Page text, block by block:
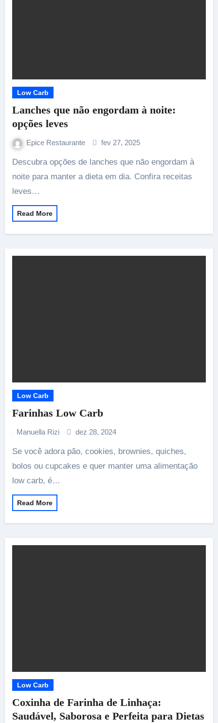
Low Carb
Lanches que não engordam à noite:
opções leves
Epice Restaurante fev 27, 2025
Descubra opções de lanches que não engordam à
noite para manter a dieta em dia. Confira receitas
leves…
Read More
Low Carb
Farinhas Low Carb
Manuella Rizi dez 28, 2024
Se você adora pão, cookies, brownies, quiches,
bolos ou cupcakes e quer manter uma alimentação
low carb, é…
Read More
Low Carb
Coxinha de Farinha de Linhaça:
Saudável, Saborosa e Perfeita para Dietas